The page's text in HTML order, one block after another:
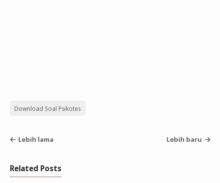
Download Soal Psikotes
Lebih lama Lebih baru
Related Posts